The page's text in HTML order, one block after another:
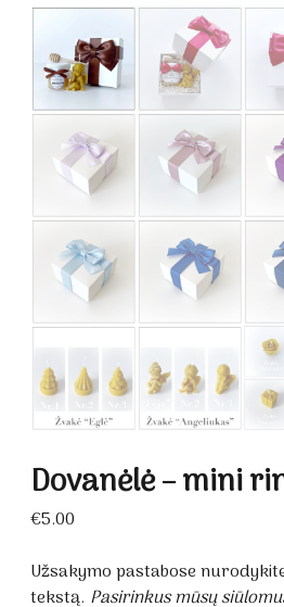
Dovanėlė – mini
€5.00
Užsakymo pastabose
tekstą. Pasirinkus mūsų